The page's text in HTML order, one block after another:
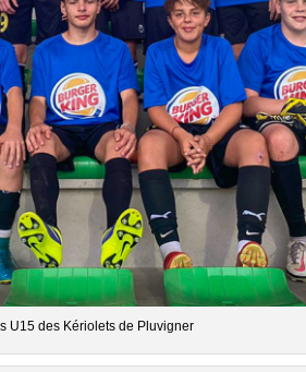
U15 des Kériolets de Pluvigner